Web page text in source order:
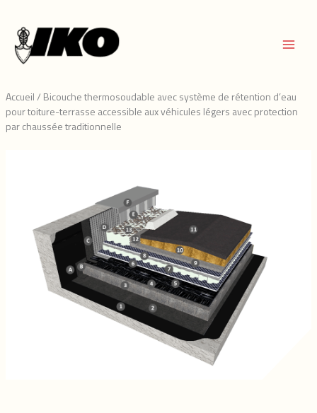
contenu
Accueil/ Bicouche thermosoudable avec système de rétention d’eau
pour toiture-terrasse accessible aux véhicules légers avec protection
par chaussée traditionnelle